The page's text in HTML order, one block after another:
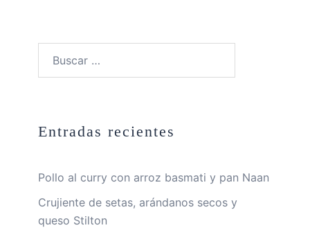
Entradas recientes
Pollo al curry con arroz basmati y pan Naan
Crujiente de setas, arándanos secos y
queso Stilton